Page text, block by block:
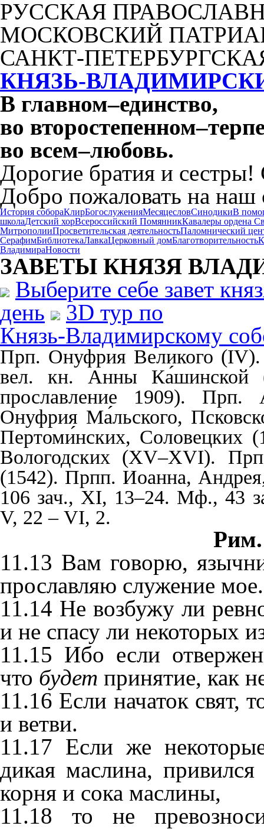
РУССКАЯ
МОСКОВСКИЙ
САНКТ-
КНЯЗЬ-
В главном–единство,
во второстепенном–
во всем–любовь.
Дорогие братия и
Добро пожаловать на наш
История собораКлирБогослуженияМесяцесловСинодикиВ
школаДетский хорВсероссийский ПомянникКавалеры ордена
МитрополииПросветительская деятельностьПаломнический
СерафимБиблиотекаЛавкаЦерковный домБлаготворительность
ВладимираНовости
ЗАВЕТЫ КНЯЗЯ
Выберите себе завет
день
3D тур по
Князь-Владимирскому
Прп. Онуфрия Великого
вел. кн. Анны Ка́шинской
прославление 1909). Прп.
Онуфрия Ма́льского,
Пертоми́нских, Соловецких
Вологодских (XV–XVI).
(1542). Прпп. Иоанна,
106 зач., XI, 13–24. Мф., 43
V, 22 – VI, 2.
11.13 Вам говорю,
прославляю служение мое.
11.14 Не возбужу ли
и не спасу ли некоторых
11.15 Ибо если
что будет принятие, как
11.16 Если начаток свят,
и ветви.
11.17 Если же
дикая маслина,
корня и сока маслины,
11.18 то не